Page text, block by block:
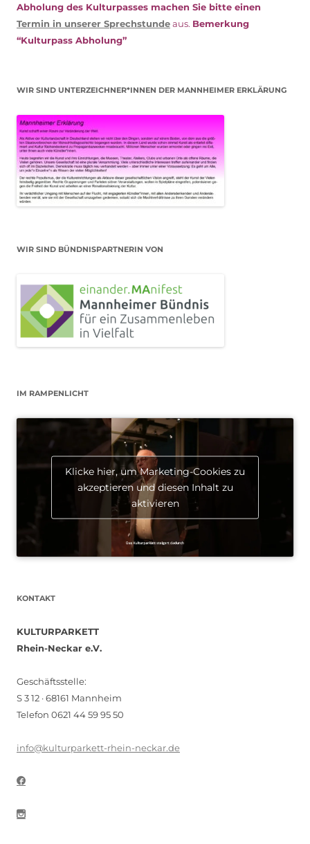
Abholung des Kulturpasses machen Sie bitte einen
Termin in unserer Sprechstundeaus. Bemerkung
“Kulturpass Abholung”
WIR SIND UNTERZEICHNER*INNEN DER MANNHEIMER ERKLÄRUNG
WIR SIND BÜNDNISPARTNERIN VON
IM RAMPENLICHT
Klicke hier, um Marketing-Cookies zu
akzeptieren und diesen Inhalt zu
aktivieren
KONTAKT
KULTURPARKETT
Rhein-Neckar e.V.
Geschäftsstelle:
S 3 12 · 68161 Mannheim
Telefon 0621 44 59 95 50
info@kulturparkett-rhein-neckar.de